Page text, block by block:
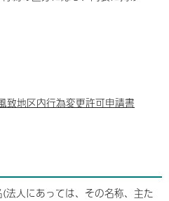
致地区内行為変更許可申請書
法人にあっては、その名称、主た